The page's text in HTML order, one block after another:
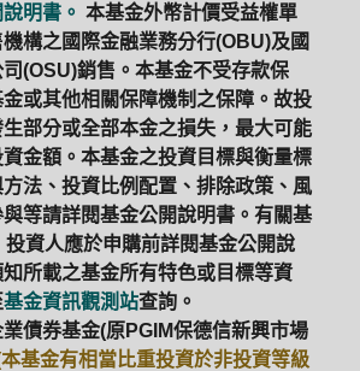
明書。 本基金外幣計價受益權單
構之國際金融業務分行(OBU)及國
(OSU)銷售。本基金不受存款保
或其他相關保障機制之保障。故投
部分或全部本金之損失，最大可能
金額。本基金之投資目標與衡量標
法、投資比例配置、排除政策、風
等請詳閱基金公開說明書。有關基
資人應於申購前詳閱基金公開說
所載之基金所有特色或目標等資
基金資訊觀測站查詢。
債券基金(原PGIM保德信新興市場
基金有相當比重投資於非投資等級